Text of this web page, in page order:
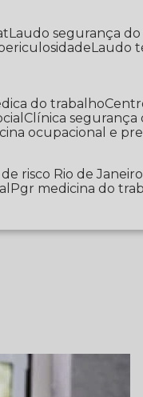
Laudo segurança
Laudo
do trabalho
Clínica
ocupacional e
risco Rio de Janeiro
Pgr medicina do